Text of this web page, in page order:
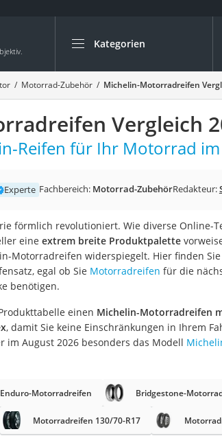
Kategorien
Die beliebtesten Vergleiche
Auto & Motor
Fahrradträger-
Fahrradträger
Fahrradträger
Benzinkanister (20 l)
Fahrradträger E-Bike
Benzinkanister
Marderschreck
AGM-Batterie Wohnmobil
Thule-Fahrradträger
Sommerreifen 205/55 R16
Autobatterie-Ladegerät
Starthilfe mit Kompressor
Motorrad-Zubehör Michelin-Motorradreifen
Vergleich
Reifen für Ihr Motorrad im
Experte Fachbereich: Motorrad-ZubehörRedakteur:
förmlich revolutioniert. Wie diverse Online-
eine extrem breite Produktpalette
Motorradreifen widerspiegelt. Hier finden
egal ob Sie Motorradreifen für die
benötigen.
einen Michelin-Motorradreifen
, damit Sie keine Einschränkungen in Ihrem
im August 2026 besonders das Modell
Enduro-Motorradreifen Bridgestone-
Motorradreifen 130/70-R17